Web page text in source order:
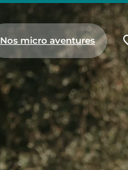
Nos micro aventures